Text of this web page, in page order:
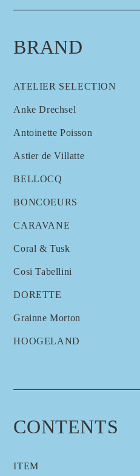
BRAND
ATELIER SELECTION
Anke Drechsel
Antoinette Poisson
Astier de Villatte
BELLOCQ
BONCOEURS
CARAVANE
Coral & Tusk
Cosi Tabellini
DORETTE
Grainne Morton
HOOGELAND
CONTENTS
ITEM